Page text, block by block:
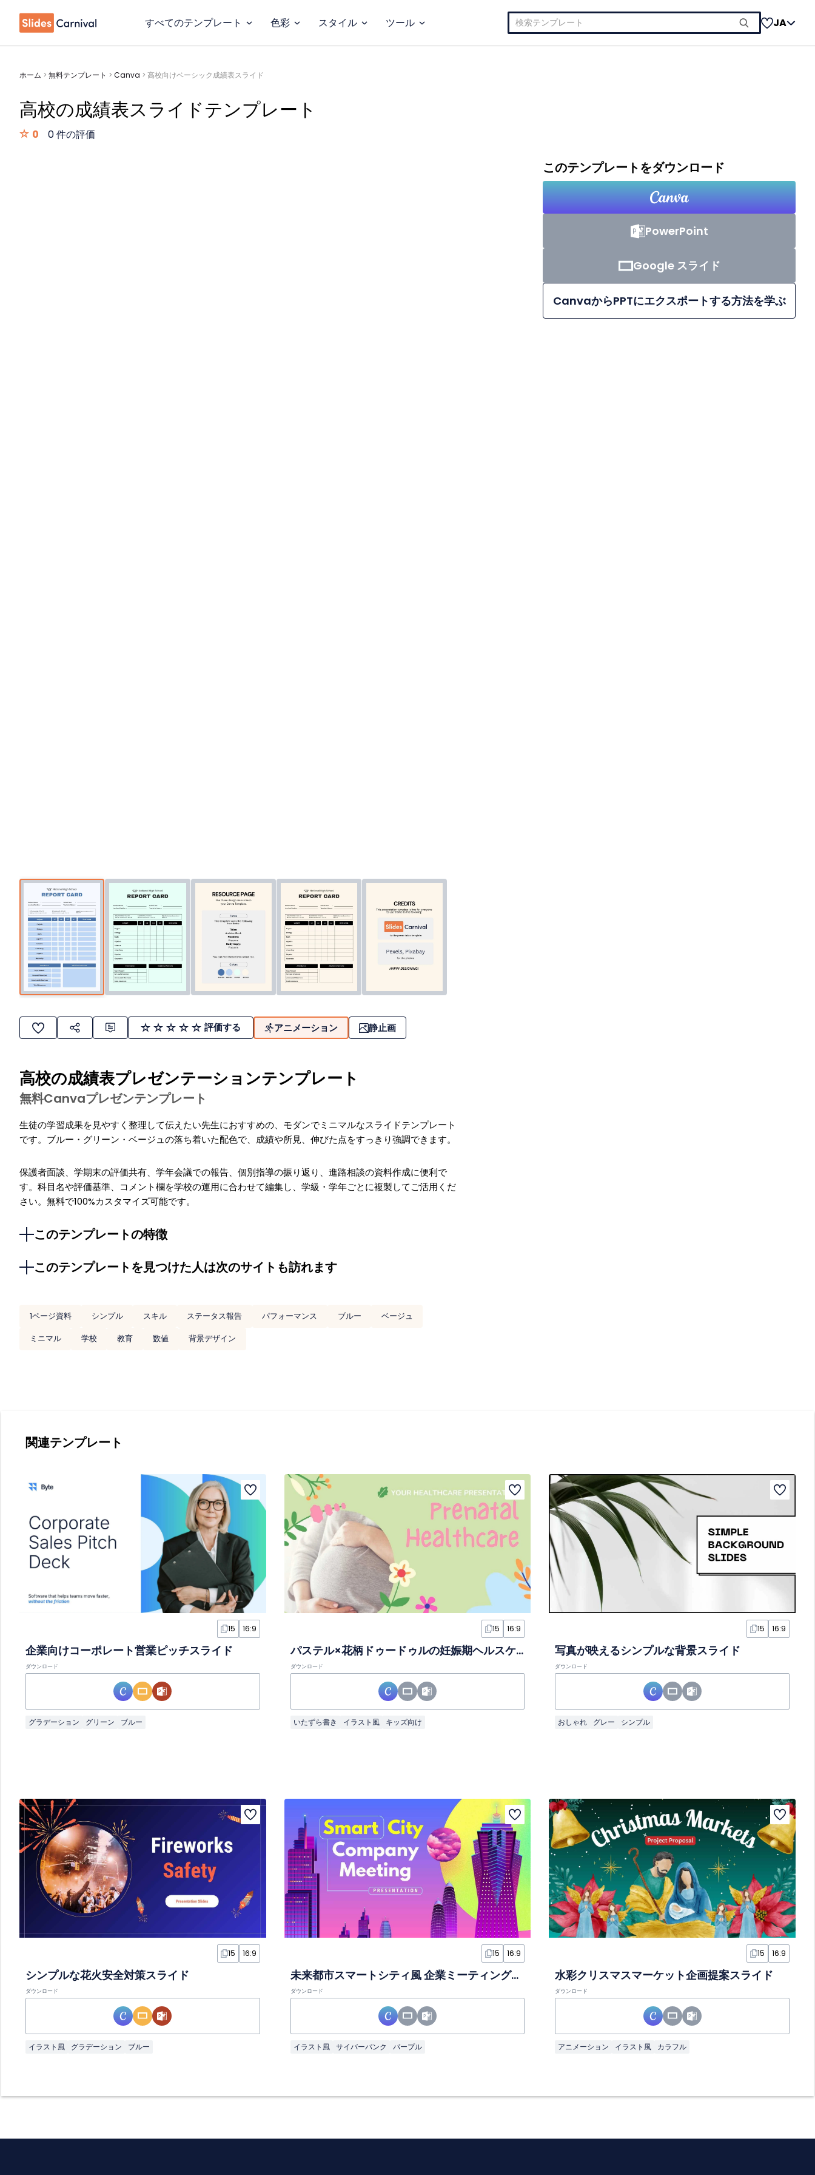
すべてのテンプレート 色彩 スタイル ツール
検
索:
JA
ホーム > 無料テンプレート > Canva > 高校向けベーシック成績表スライド
高校の成績表スライドテンプレート
0 0 件の評価
評価する アニメーション 静止画
高校の成績表プレゼンテーションテンプレート
無料Canvaプレゼンテンプレート
生徒の学習成果を見やすく整理して伝えたい先生におすすめの、モダンでミニマルなスライドテンプレート
です。ブルー・グリーン・ベージュの落ち着いた配色で、成績や所見、伸びた点をすっきり強調できます。
保護者面談、学期末の評価共有、学年会議での報告、個別指導の振り返り、進路相談の資料作成に便利で
す。科目名や評価基準、コメント欄を学校の運用に合わせて編集し、学級・学年ごとに複製してご活用くだ
さい。無料で100%カスタマイズ可能です。
このテンプレートの特徴
このテンプレートを見つけた人は次のサイトも訪れます
1ページ資料 シンプル スキル ステータス報告 パフォーマンス ブルー
ベージュ
ミニマル
学校 教育 数値 背景デザイン
このテンプレートをダウンロード
PowerPoint
Google スライド
CanvaからPPTにエクスポートする方法を学ぶ
関連テンプレート
15 16:9
企業向けコーポレート営業ピッチスライド
ダウンロード
グラデーション グリーン ブルー
15 16:9
パステル×花柄ドゥードゥルの妊娠期ヘルスケア教育スライド
ダウンロード
いたずら書き イラスト風 キッズ向け
15 16:9
写真が映えるシンプルな背景スライド
ダウンロード
おしゃれ グレー シンプル
15 16:9
シンプルな花火安全対策スライド
ダウンロード
イラスト風 グラデーション ブルー
15 16:9
未来都市スマートシティ風 企業ミーティングスライド
ダウンロード
イラスト風 サイバーパンク パープル
15 16:9
水彩クリスマスマーケット企画提案スライド
ダウンロード
アニメーション イラスト風 カラフル